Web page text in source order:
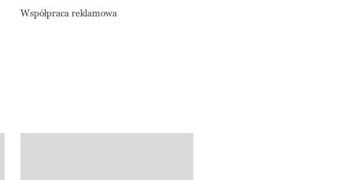
Współpraca reklamowa